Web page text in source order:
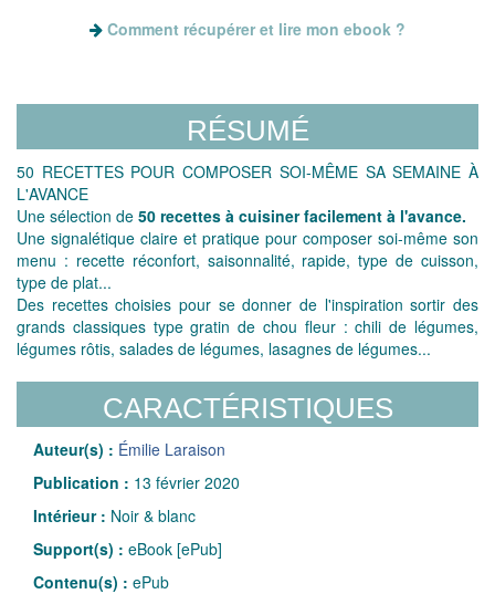
Comment récupérer et lire mon ebook ?
RÉSUMÉ
50 RECETTES POUR COMPOSER SOI-MÊME SA SEMAINE À
L'AVANCE
Une sélection de 50 recettes à cuisiner facilement à l'avance.
Une signalétique claire et pratique pour composer soi-même son
menu : recette réconfort, saisonnalité, rapide, type de cuisson,
type de plat...
Des recettes choisies pour se donner de l'inspiration sortir des
grands classiques type gratin de chou fleur : chili de légumes,
légumes rôtis, salades de légumes, lasagnes de légumes...
CARACTÉRISTIQUES
Auteur(s) : Émilie Laraison
Publication : 13 février 2020
Intérieur : Noir & blanc
Support(s) : eBook [ePub]
Contenu(s) : ePub